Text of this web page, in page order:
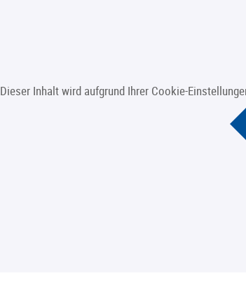
Dieser Inhalt wird aufgrund Ihrer Cookie-